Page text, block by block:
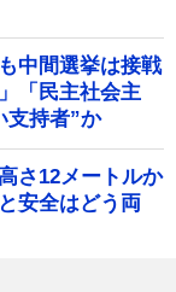
中間選挙は接戦
「民主社会主
支持者”か
さ12メートルか
安全はどう両